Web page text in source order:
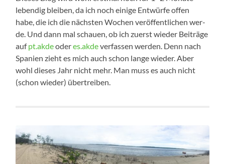
leben­dig blei­ben, da ich noch eini­ge Ent­wür­fe offen
habe, die ich die nächs­ten Wochen ver­öf­fent­li­chen wer­
de. Und dann mal schau­en, ob ich zuerst wie­der Bei­trä­ge
aufpt.akdeoderes.akdever­fas­sen wer­den. Denn nach
Spa­ni­en zieht es mich auch schon lan­ge wie­der. Aber
wohl die­ses Jahr nicht mehr. Man muss es auch nicht
(schon wie­der) übertreiben.